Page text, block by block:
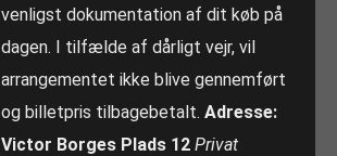
venligst dokumentation af dit køb på
dagen. I tilfælde af dårligt vejr, vil
arrangementet ikke blive gennemført
og billetpris tilbagebetalt.Adresse:
Victor Borges Plads 12 Privat